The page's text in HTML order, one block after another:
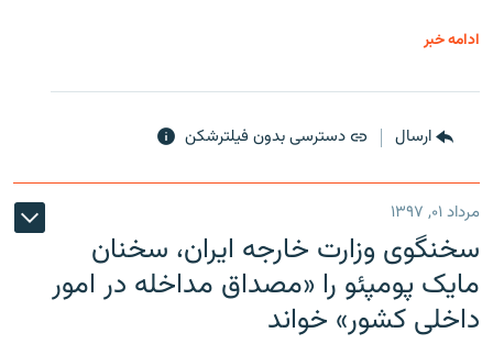
ادامه خبر
ارسال دسترسی بدون فیلترشکن
مرداد ۰۱, ۱۳۹۷
سخنگوی وزارت خارجه ایران، سخنان
مایک پومپئو را «مصداق مداخله در امور
داخلی کشور» خواند